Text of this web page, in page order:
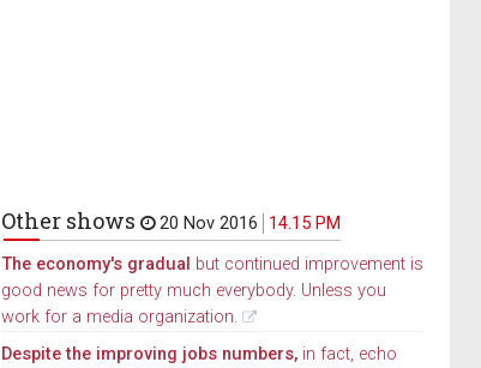
Other shows 20 Nov 2016
14.15 PM
The economy's gradual but continued improvement is
good news for pretty much everybody. Unless you
work for a media organization.
Despite the improving jobs numbers,in fact, echo